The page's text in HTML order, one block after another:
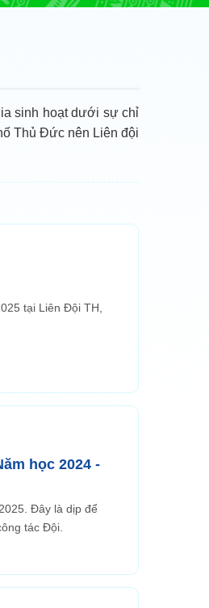
sinh hoạt dưới sự chỉ
Thủ Đức nên Liên đội
tại Liên Đội TH,
học 2024 -
Đây là dịp để
tác Đội.